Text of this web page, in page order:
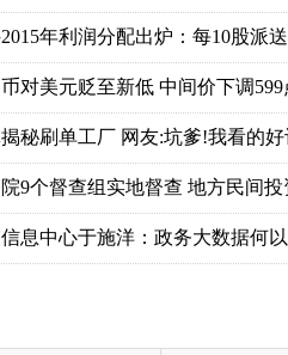
年利润分配出炉：每10股派
币对美元贬至新低 中间价下调599
秘刷单工厂 网友:坑爹!我看的
9个督查组实地督查 地方民间投
息中心于施洋：政务大数据何以